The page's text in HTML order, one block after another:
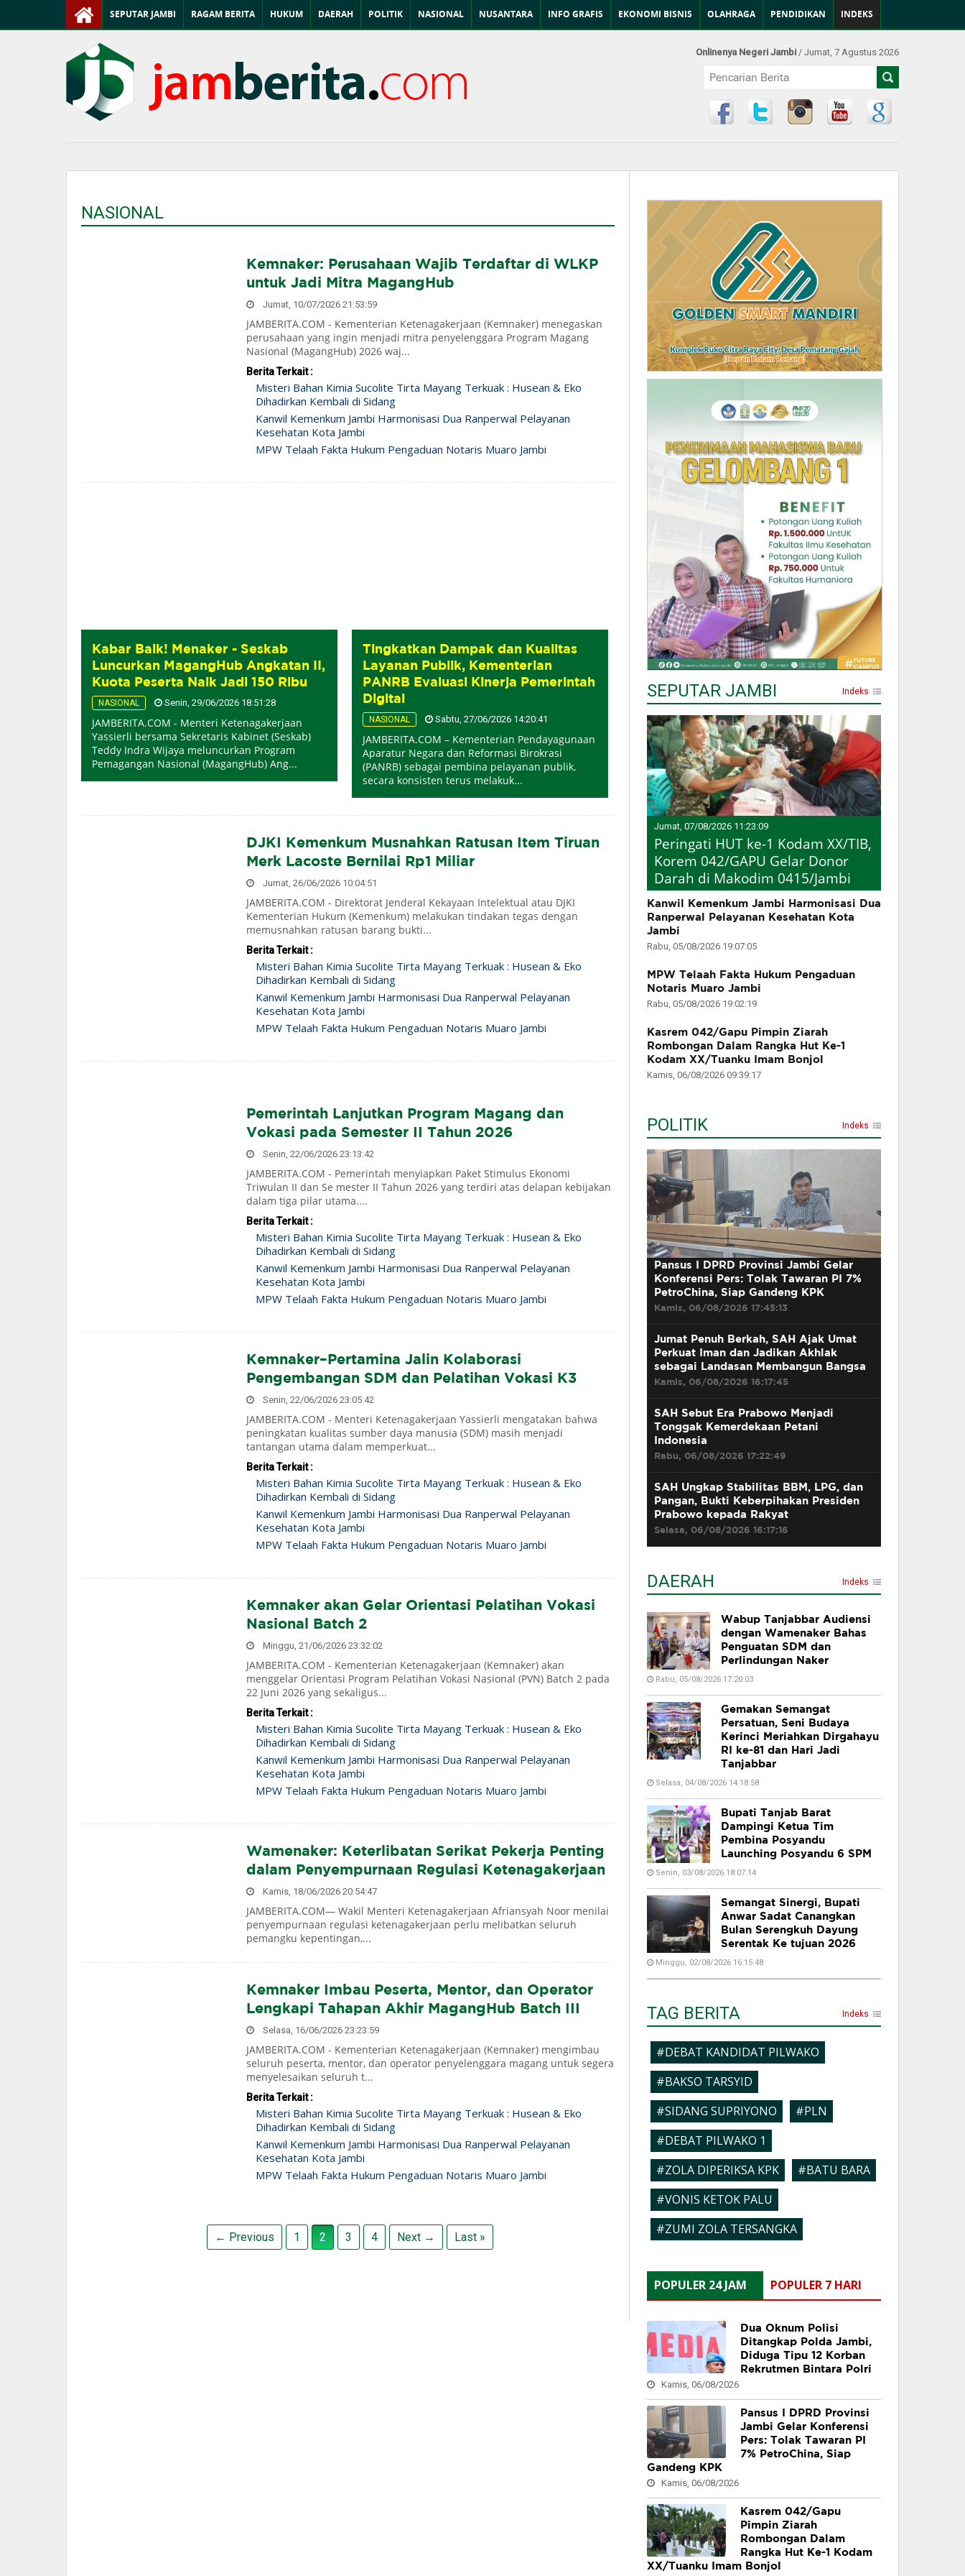
SEPUTAR JAMBI RAGAM BERITA HUKUM DAERAH POLITIK NASIONAL NUSANTARA INFO GRAFIS EKONOMI BISNIS OLAHRAGA PENDIDIKAN INDEKS
Onlinenya Negeri Jambi / Jumat, 7 Agustus 2026
NASIONAL
Kemnaker: Perusahaan Wajib Terdaftar di WLKP
untuk Jadi Mitra MagangHub
Jumat, 10/07/2026 21:53:59
JAMBERITA.COM - Kementerian Ketenagakerjaan (Kemnaker) menegaskan
perusahaan yang ingin menjadi mitra penyelenggara Program Magang
Nasional (MagangHub) 2026 waj...
Berita Terkait :
Misteri Bahan Kimia Sucolite Tirta Mayang Terkuak : Husean & Eko
Dihadirkan Kembali di Sidang
Kanwil Kemenkum Jambi Harmonisasi Dua Ranperwal Pelayanan
Kesehatan Kota Jambi
MPW Telaah Fakta Hukum Pengaduan Notaris Muaro Jambi
Kabar Baik! Menaker - Seskab
Luncurkan MagangHub Angkatan II,
Kuota Peserta Naik Jadi 150 Ribu
NASIONAL Senin, 29/06/2026 18:51:28
JAMBERITA.COM - Menteri Ketenagakerjaan
Yassierli bersama Sekretaris Kabinet (Seskab)
Teddy Indra Wijaya meluncurkan Program
Pemagangan Nasional (MagangHub) Ang...
Tingkatkan Dampak dan Kualitas
Layanan Publik, Kementerian
PANRB Evaluasi Kinerja Pemerintah
Digital
NASIONAL Sabtu, 27/06/2026 14:20:41
JAMBERITA.COM – Kementerian Pendayagunaan
Aparatur Negara dan Reformasi Birokrasi
(PANRB) sebagai pembina pelayanan publik,
secara konsisten terus melakuk...
DJKI Kemenkum Musnahkan Ratusan Item Tiruan
Merk Lacoste Bernilai Rp1 Miliar
Jumat, 26/06/2026 10:04:51
JAMBERITA.COM - Direktorat Jenderal Kekayaan Intelektual atau DJKI
Kementerian Hukum (Kemenkum) melakukan tindakan tegas dengan
memusnahkan ratusan barang bukti...
Berita Terkait :
Misteri Bahan Kimia Sucolite Tirta Mayang Terkuak : Husean & Eko
Dihadirkan Kembali di Sidang
Kanwil Kemenkum Jambi Harmonisasi Dua Ranperwal Pelayanan
Kesehatan Kota Jambi
MPW Telaah Fakta Hukum Pengaduan Notaris Muaro Jambi
Pemerintah Lanjutkan Program Magang dan
Vokasi pada Semester II Tahun 2026
Senin, 22/06/2026 23:13:42
JAMBERITA.COM - Pemerintah menyiapkan Paket Stimulus Ekonomi
Triwulan II dan Se mester II Tahun 2026 yang terdiri atas delapan kebijakan
dalam tiga pilar utama....
Berita Terkait :
Misteri Bahan Kimia Sucolite Tirta Mayang Terkuak : Husean & Eko
Dihadirkan Kembali di Sidang
Kanwil Kemenkum Jambi Harmonisasi Dua Ranperwal Pelayanan
Kesehatan Kota Jambi
MPW Telaah Fakta Hukum Pengaduan Notaris Muaro Jambi
Kemnaker–Pertamina Jalin Kolaborasi
Pengembangan SDM dan Pelatihan Vokasi K3
Senin, 22/06/2026 23:05:42
JAMBERITA.COM - Menteri Ketenagakerjaan Yassierli mengatakan bahwa
peningkatan kualitas sumber daya manusia (SDM) masih menjadi
tantangan utama dalam memperkuat...
Berita Terkait :
Misteri Bahan Kimia Sucolite Tirta Mayang Terkuak : Husean & Eko
Dihadirkan Kembali di Sidang
Kanwil Kemenkum Jambi Harmonisasi Dua Ranperwal Pelayanan
Kesehatan Kota Jambi
MPW Telaah Fakta Hukum Pengaduan Notaris Muaro Jambi
Kemnaker akan Gelar Orientasi Pelatihan Vokasi
Nasional Batch 2
Minggu, 21/06/2026 23:32:02
JAMBERITA.COM - Kementerian Ketenagakerjaan (Kemnaker) akan
menggelar Orientasi Program Pelatihan Vokasi Nasional (PVN) Batch 2 pada
22 Juni 2026 yang sekaligus...
Berita Terkait :
Misteri Bahan Kimia Sucolite Tirta Mayang Terkuak : Husean & Eko
Dihadirkan Kembali di Sidang
Kanwil Kemenkum Jambi Harmonisasi Dua Ranperwal Pelayanan
Kesehatan Kota Jambi
MPW Telaah Fakta Hukum Pengaduan Notaris Muaro Jambi
Wamenaker: Keterlibatan Serikat Pekerja Penting
dalam Penyempurnaan Regulasi Ketenagakerjaan
Kamis, 18/06/2026 20:54:47
JAMBERITA.COM— Wakil Menteri Ketenagakerjaan Afriansyah Noor menilai
penyempurnaan regulasi ketenagakerjaan perlu melibatkan seluruh
pemangku kepentingan,...
Kemnaker Imbau Peserta, Mentor, dan Operator
Lengkapi Tahapan Akhir MagangHub Batch III
Selasa, 16/06/2026 23:23:59
JAMBERITA.COM - Kementerian Ketenagakerjaan (Kemnaker) mengimbau
seluruh peserta, mentor, dan operator penyelenggara magang untuk segera
menyelesaikan seluruh t...
Berita Terkait :
Misteri Bahan Kimia Sucolite Tirta Mayang Terkuak : Husean & Eko
Dihadirkan Kembali di Sidang
Kanwil Kemenkum Jambi Harmonisasi Dua Ranperwal Pelayanan
Kesehatan Kota Jambi
MPW Telaah Fakta Hukum Pengaduan Notaris Muaro Jambi
← Previous 1 2 3 4 Next → Last »
SEPUTAR JAMBI Indeks
Jumat, 07/08/2026 11:23:09
Peringati HUT ke-1 Kodam XX/TIB,
Korem 042/GAPU Gelar Donor
Darah di Makodim 0415/Jambi
Kanwil Kemenkum Jambi Harmonisasi Dua
Ranperwal Pelayanan Kesehatan Kota
Jambi
Rabu, 05/08/2026 19:07:05
MPW Telaah Fakta Hukum Pengaduan
Notaris Muaro Jambi
Rabu, 05/08/2026 19:02:19
Kasrem 042/Gapu Pimpin Ziarah
Rombongan Dalam Rangka Hut Ke-1
Kodam XX/Tuanku Imam Bonjol
Kamis, 06/08/2026 09:39:17
POLITIK Indeks
Pansus I DPRD Provinsi Jambi Gelar
Konferensi Pers: Tolak Tawaran PI 7%
PetroChina, Siap Gandeng KPK
Kamis, 06/08/2026 17:45:13
Jumat Penuh Berkah, SAH Ajak Umat
Perkuat Iman dan Jadikan Akhlak
sebagai Landasan Membangun Bangsa
Kamis, 06/08/2026 16:17:45
SAH Sebut Era Prabowo Menjadi
Tonggak Kemerdekaan Petani
Indonesia
Rabu, 06/08/2026 17:22:49
SAH Ungkap Stabilitas BBM, LPG, dan
Pangan, Bukti Keberpihakan Presiden
Prabowo kepada Rakyat
Selasa, 06/08/2026 16:17:16
DAERAH Indeks
Wabup Tanjabbar Audiensi
dengan Wamenaker Bahas
Penguatan SDM dan
Perlindungan Naker
Rabu, 05/08/2026 17:20:03
Gemakan Semangat
Persatuan, Seni Budaya
Kerinci Meriahkan Dirgahayu
RI ke-81 dan Hari Jadi
Tanjabbar
Selasa, 04/08/2026 14:18:58
Bupati Tanjab Barat
Dampingi Ketua Tim
Pembina Posyandu
Launching Posyandu 6 SPM
Senin, 03/08/2026 18:07:14
Semangat Sinergi, Bupati
Anwar Sadat Canangkan
Bulan Serengkuh Dayung
Serentak Ke tujuan 2026
Minggu, 02/08/2026 16:15:48
TAG BERITA Indeks
#DEBAT KANDIDAT PILWAKO
#BAKSO TARSYID
#SIDANG SUPRIYONO
#PLN
#DEBAT PILWAKO 1
#ZOLA DIPERIKSA KPK
#BATU BARA
#VONIS KETOK PALU
#ZUMI ZOLA TERSANGKA
POPULER 24 JAM POPULER 7 HARI
Dua Oknum Polisi
Ditangkap Polda Jambi,
Diduga Tipu 12 Korban
Rekrutmen Bintara Polri
Kamis, 06/08/2026
Pansus I DPRD Provinsi
Jambi Gelar Konferensi
Pers: Tolak Tawaran PI
7% PetroChina, Siap
Gandeng KPK
Kamis, 06/08/2026
Kasrem 042/Gapu
Pimpin Ziarah
Rombongan Dalam
Rangka Hut Ke-1 Kodam
XX/Tuanku Imam Bonjol